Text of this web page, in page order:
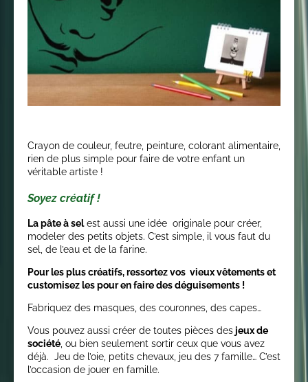
Crayon de couleur, feutre, peinture, colorant alimentaire,
rien de plus simple pour faire de votre enfant un
véritable artiste !
Soyez créatif !
La pâte à selest aussi une idée originale pour créer,
modeler des petits objets. C’est simple, il vous faut du
sel, de l’eau et de la farine.
Pour les plus créatifs, ressortez vos vieux vêtements et
customisez les pour en faire des déguisements !
Fabriquez des masques, des couronnes, des capes…
Vous pouvez aussi créer de toutes pièces des jeux de
société , ou bien seulement sortir ceux que vous avez
déjà. Jeu de l’oie, petits chevaux, jeu des 7 famille… C’est
l’occasion de jouer en famille.